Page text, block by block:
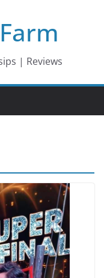
| Reviews